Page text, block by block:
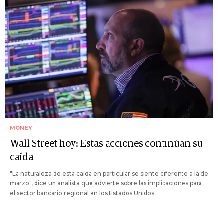
MONEY
Wall Street hoy: Estas acciones continúan su
caída
"La naturaleza de esta caída en particular se siente diferente a la de
marzo", dice un analista que advierte sobre las implicaciones para
el sector bancario regional en los Estados Unidos.